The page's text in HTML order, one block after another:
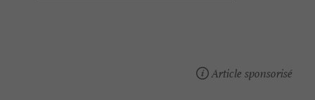
Article sponsorisé